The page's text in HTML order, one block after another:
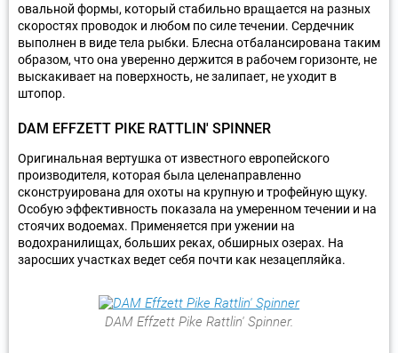
овальной формы, который стабильно вращается на разных
скоростях проводок и любом по силе течении. Сердечник
выполнен в виде тела рыбки. Блесна отбалансирована таким
образом, что она уверенно держится в рабочем горизонте, не
выскакивает на поверхность, не залипает, не уходит в
штопор.
DAM EFFZETT PIKE RATTLIN' SPINNER
Оригинальная вертушка от известного европейского
производителя, которая была целенаправленно
сконструирована для охоты на крупную и трофейную щуку.
Особую эффективность показала на умеренном течении и на
стоячих водоемах. Применяется при ужении на
водохранилищах, больших реках, обширных озерах. На
заросших участках ведет себя почти как незацепляйка.
DAM Effzett Pike Rattlin' Spinner.